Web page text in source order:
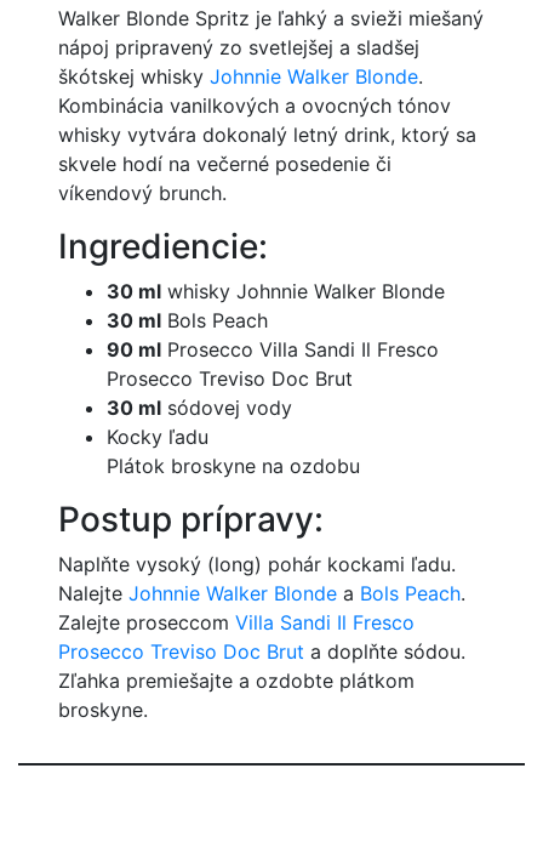
Walker Blonde Spritz je ľahký a svieži miešaný
nápoj pripravený zo svetlejšej a sladšej
škótskej whiskyJohnnie Walker Blonde.
Kombinácia vanilkových a ovocných tónov
whisky vytvára dokonalý letný drink, ktorý sa
skvele hodí na večerné posedenie či
víkendový brunch.
Ingrediencie:
30 ml whisky Johnnie Walker Blonde
30 ml Bols Peach
90 ml Prosecco Villa Sandi Il Fresco
Prosecco Treviso Doc Brut
30 ml sódovej vody
Kocky ľadu
Plátok broskyne na ozdobu
Postup prípravy:
Naplňte vysoký (long) pohár kockami ľadu.
NalejteJohnnie Walker Blonde a Bols Peach.
Zalejte proseccomVilla Sandi Il Fresco
Prosecco Treviso Doc Brut a doplňte sódou.
Zľahka premiešajte a ozdobte plátkom
broskyne.